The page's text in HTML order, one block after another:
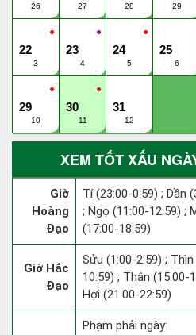
26 27 28 29
●
22
3
●
23
4
●
24
5
25
6
●
29
10
●
30
11
31
12
XEM TỐT XẤU
Giờ
Hoàng
Đạo
Tí (23:00-0:59) ; Dần
; Ngọ (11:00-12:59) ;
(17:00-18:59)
Giờ Hắc
Đạo
Sửu (1:00-2:59) ;
10:59) ; Thân (15:00-
Hợi (21:00-22:59)
Phạm phải ngày: